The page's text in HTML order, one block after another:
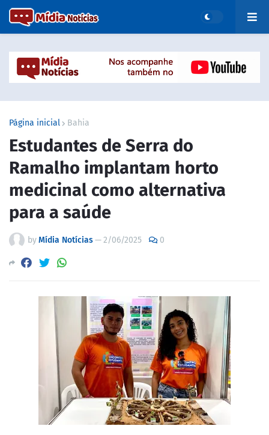
Página inicial Bahia
Estudantes de Serra do
Ramalho implantam horto
medicinal como alternativa
para a saúde
byMídia Notícias—2/06/2025 0